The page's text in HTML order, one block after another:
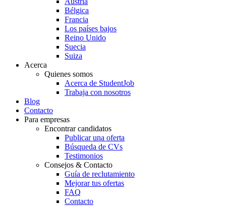
Bélgica
Francia
Los países bajos
Reino Unido
Suecia
Suiza
Acerca
Quienes somos
Acerca de StudentJob
Trabaja con nosotros
Blog
Contacto
Para empresas
Encontrar candidatos
Publicar una oferta
Búsqueda de CVs
Testimonios
Consejos & Contacto
Guía de reclutamiento
Mejorar tus ofertas
FAQ
Contacto